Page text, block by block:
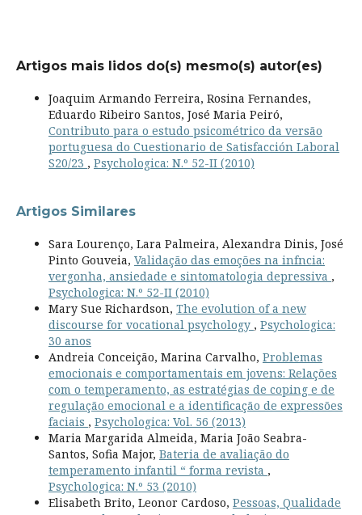
Artigos mais lidos do(s) mesmo(s) autor(es)
Joaquim Armando Ferreira, Rosina Fernandes,
Eduardo Ribeiro Santos, José Maria Peiró,
Contributo para o estudo psicométrico da versão
portuguesa do Cuestionario de Satisfacción Laboral
S20/23 , Psychologica: N.º 52-II (2010)
Artigos Similares
Sara Lourenço, Lara Palmeira, Alexandra Dinis, José
Pinto Gouveia, Validação das emoções na infncia:
vergonha, ansiedade e sintomatologia depressiva ,
Psychologica: N.º 52-II (2010)
Mary Sue Richardson, The evolution of a new
discourse for vocational psychology , Psychologica:
30 anos
Andreia Conceição, Marina Carvalho, Problemas
emocionais e comportamentais em jovens: Relações
com o temperamento, as estratégias de coping e de
regulação emocional e a identificação de expressões
faciais , Psychologica: Vol. 56 (2013)
Maria Margarida Almeida, Maria João Seabra-
Santos, Sofia Major, Bateria de avaliação do
temperamento infantil “ forma revista ,
Psychologica: N.º 53 (2010)
Elisabeth Brito, Leonor Cardoso, Pessoas, Qualidade